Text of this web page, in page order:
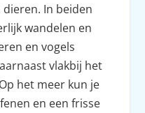
In beiden
wandelen en
en vogels
vlakbij het
het meer kun je
en een frisse